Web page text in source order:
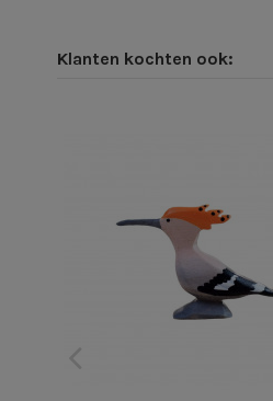
Klanten kochten ook: